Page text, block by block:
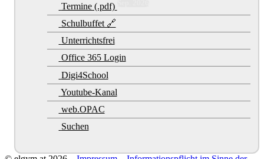
Termine (.pdf)
Schulbuffet 🔗
Unterrichtsfrei
Office 365 Login
Digi4School
Youtube-Kanal
web.OPAC
Suchen